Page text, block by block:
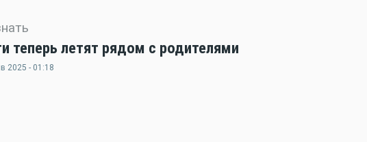
теперь летят рядом с родителями
2025 - 01:18